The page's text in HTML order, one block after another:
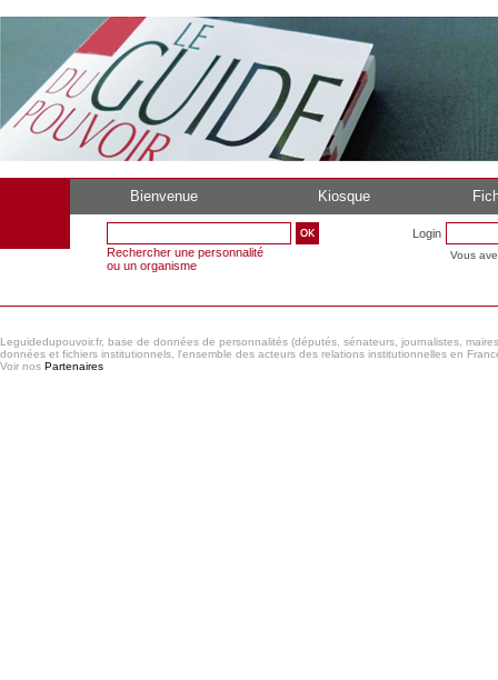
Bienvenue Kiosque
Rechercher une personnalité
ou un organisme
Login
Vous
Leguidedupouvoir.fr, base de données de personnalités (députés, sénateurs, journalistes,
données et fichiers institutionnels, l'ensemble des acteurs des relations institutionnelles en
Voir nos Partenaires